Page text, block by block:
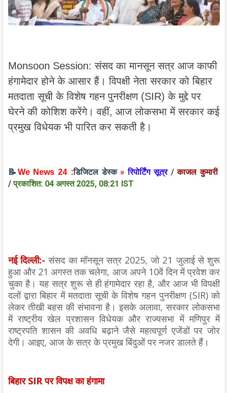
Monsoon Session: संसद का मानसून सत्र आज काफी
हंगामेदार होने के आसार हैं। विपक्षी नेता सरकार को बिहार
मतदाता सूची के विशेष गहन पुनरीक्षण (SIR) के मुद्दे पर
घेरने की कोशिश करेंगे। वहीं, आज लोकसभा में सरकार कई
प्रमुख विधेयक भी पारित कर सकती है।
📝 We News 24 :डिजिटल डेस्क» रिपोर्टिंग सूत्र/काजल कुमारी
/ प्रकाशित: 04 अगस्त 2025, 08:21 IST
नई दिल्ली:- संसद का मॉनसून सत्र 2025, जो 21 जुलाई से शुरू
हुआ और 21 अगस्त तक चलेगा, आज अपने 10वें दिन में प्रवेश कर
चुका है। यह सत्र शुरू से ही हंगामेदार रहा है, और आज भी विपक्षी
दलों द्वारा बिहार में मतदाता सूची के विशेष गहन पुनरीक्षण (SIR) को
लेकर तीखी बहस की संभावना है। इसके अलावा, सरकार लोकसभा
में राष्ट्रीय खेल प्रशासन विधेयक और राज्यसभा में मणिपुर में
राष्ट्रपति शासन की अवधि बढ़ाने जैसे महत्वपूर्ण एजेंडों पर जोर
देगी। आइए, आज के सत्र के प्रमुख बिंदुओं पर नजर डालते हैं।
बिहार SIR पर विपक्ष का हंगामा